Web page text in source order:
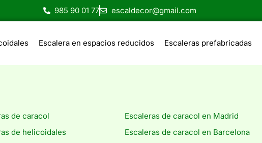
985 90 01 77 escaldecor@gmail.com
Escalera en espacios reducidos Escaleras prefabricadas
de caracol
de helicoidales
Escaleras de caracol en Madrid
Escaleras de caracol en Barcelona